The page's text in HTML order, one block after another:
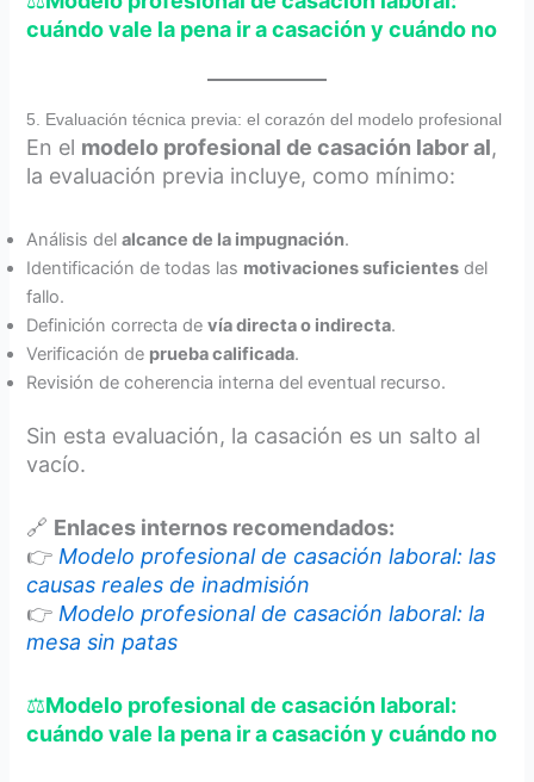
cuándo vale la pena ir a casación y cuándo no
5. Evaluación técnica previa: el corazón del modelo profesional
En el modelo profesional de casación labor al,
la evaluación previa incluye, como mínimo:
Análisis delalcance de la impugnación.
Identificación de todas las motivaciones suficientes del
fallo.
Definición correcta devía directa o indirecta.
Verificación de prueba calificada.
Revisión de coherencia interna del eventual recurso.
Sin esta evaluación, la casación es un salto al
vacío.
🔗 Enlaces internos recomendados:
👉Modelo profesional de casación laboral: las
causas reales de inadmisión
👉 Modelo profesional de casación laboral: la
mesa sin patas
⚖️Modelo profesional de casación laboral:
cuándo vale la pena ir a casación y cuándo no